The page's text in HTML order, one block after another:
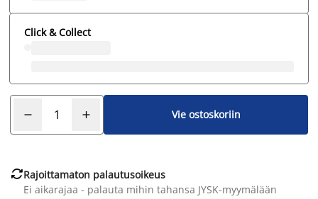
Click & Collect
Vie ostoskoriin
Rajoittamaton palautusoikeus
Ei aikarajaa - palauta mihin tahansa JYSK-myymälään